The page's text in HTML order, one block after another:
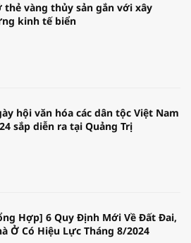
thẻ vàng thủy sản gắn với xây
kinh tế biển
hội văn hóa các dân tộc Việt Nam
sắp diễn ra tại Quảng Trị
Hợp] 6 Quy Định Mới Về Đất Đai,
Ở Có Hiệu Lực Tháng 8/2024